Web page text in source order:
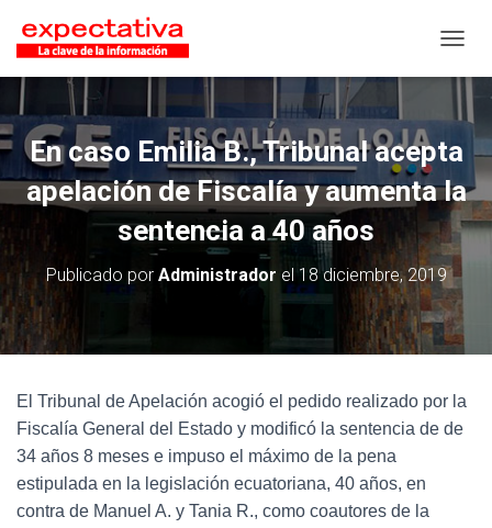
En caso Emilia B., Tribunal acepta
apelación de Fiscalía y aumenta la
sentencia a 40 años
Publicado por Administrador el18 diciembre, 2019
El Tribunal de Apelación acogió el pedido realizado por la
Fiscalía General del Estado y modificó la sentencia de de
34 años 8 meses e impuso el máximo de la pena
estipulada en la legislación ecuatoriana, 40 años, en
contra de Manuel A. y Tania R., como coautores de la